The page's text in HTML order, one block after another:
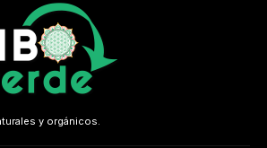
y orgánicos.